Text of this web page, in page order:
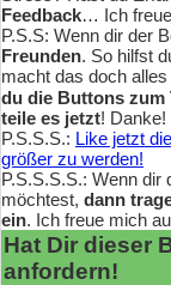
Feedback… Ich
P.S.S: Wenn dir der
Freunden. So hilfst
macht das doch
du die Buttons zum
teile es jetzt! Danke!
P.S.S.S.: Like jetzt
größer zu werden!
P.S.S.S.S.: Wenn dir
möchtest, dann
ein. Ich freue mich
Hat Dir dieser
anfordern!